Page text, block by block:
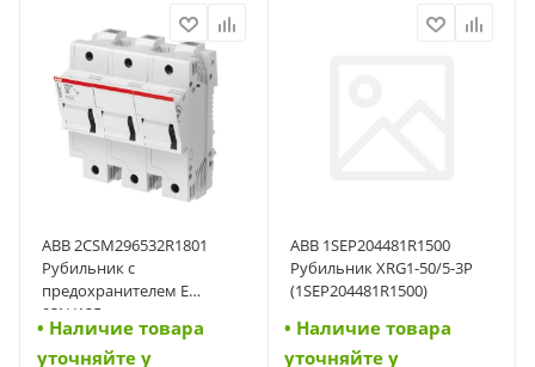
ABB 2CSM296532R1801
Рубильник с
предохранителем E
93N/125
(2CSM296532R1801)
• Наличие товара
уточняйте у
ABB 1SEP204481R1500
Рубильник XRG1-50/5-3P
(1SEP204481R1500)
• Наличие товара
уточняйте у